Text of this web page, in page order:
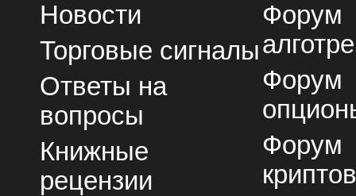
Новости
Торговые сигналы
Ответы на
вопросы
Книжные
рецензии
Форум
Форум
Форум